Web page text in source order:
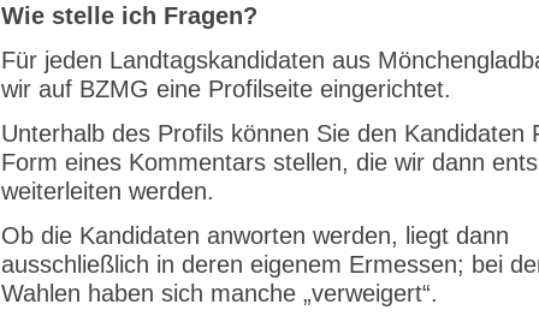
Wie stelle ich Fragen?
Für jeden Landtagskandidaten aus
wir auf BZMG eine Profilseite eingerichtet.
Unterhalb des Profils können Sie den Kandidaten
Form eines Kommentars stellen, die wir dann
weiterleiten werden.
Ob die Kandidaten anworten werden, liegt dann
ausschließlich in deren eigenem Ermessen; bei
Wahlen haben sich manche „verweigert“.